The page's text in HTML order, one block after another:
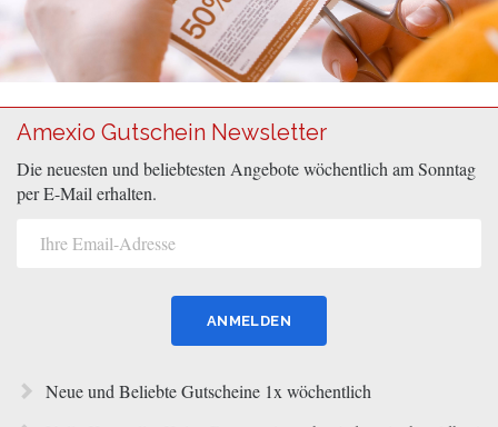
Amexio Gutschein Newsletter
Die neuesten und beliebtesten Angebote wöchentlich am Sonntag
per E-Mail erhalten.
Neue und Beliebte Gutscheine 1x wöchentlich